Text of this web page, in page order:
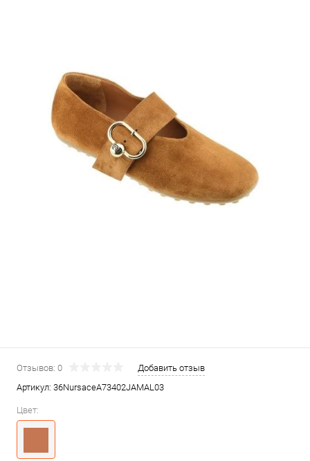
Отзывов: 0
Добавить отзыв
Артикул: 36NursaceA73402JAMAL03
Цвет: